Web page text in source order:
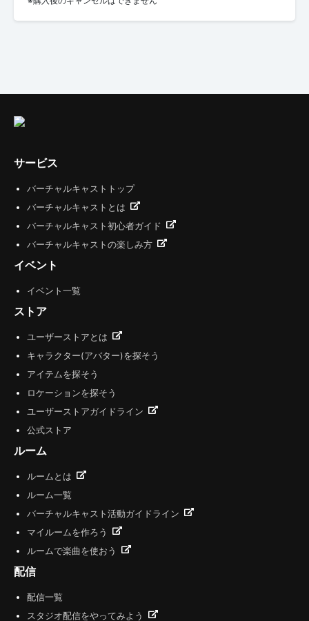
サービス
バーチャルキャストトップ
バーチャルキャストとは
バーチャルキャスト初心者ガイド
バーチャルキャストの楽しみ方
イベント
イベント一覧
ストア
ユーザーストアとは
キャラクター(アバター)を探そう
アイテムを探そう
ロケーションを探そう
ユーザーストアガイドライン
公式ストア
ルーム
ルームとは
ルーム一覧
バーチャルキャスト活動ガイドライン
マイルームを作ろう
ルームで楽曲を使おう
配信
配信一覧
スタジオ配信をやってみよう